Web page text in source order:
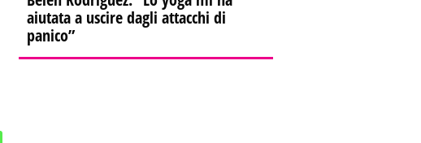
aiutata a uscire dagli attacchi di
panico”